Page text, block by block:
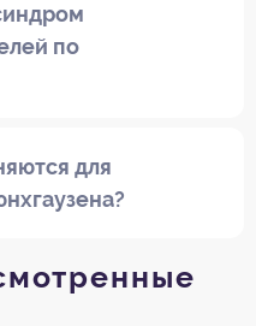
по
для